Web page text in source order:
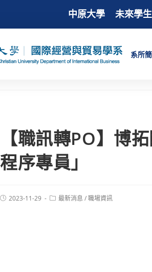
中原大學 未來學生
系所
【職訊轉PO】博
程序專員」
2023-11-29 最新消息 /職場資訊